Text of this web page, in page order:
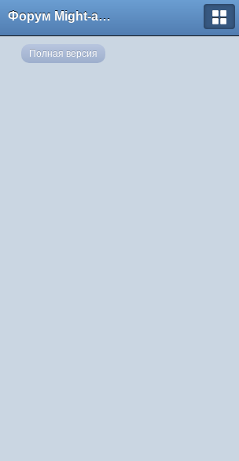
Форум Might-and-Magic.ru
Полная версия